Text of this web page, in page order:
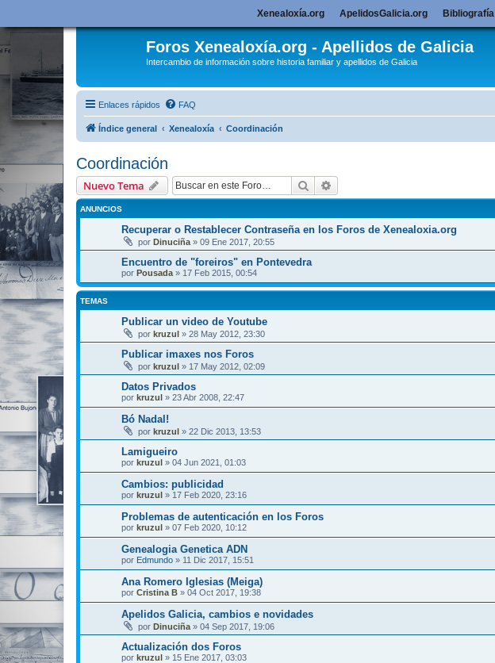
Foros Xenealoxía.org - Apellidos de Galicia
Intercambio de información sobre historia familiar y apellidos de Galicia
Enlaces rápidos FAQ
Índice general Xenealoxía Coordinación
Coordinación
Nuevo Tema Buscar
ANUNCIOS
Recuperar o Restablecer Contraseña en los Foros de Xenealoxia.org
por Dinuciña » 09 Ene 2017, 20:55
Encuentro de "foreiros" en Pontevedra
por Pousada » 17 Feb 2015, 00:54
TEMAS
Publicar un video de Youtube
por kruzul » 28 May 2012, 23:30
Publicar imaxes nos Foros
por kruzul » 17 May 2012, 02:09
Datos Privados
por kruzul » 23 Abr 2008, 22:47
Bó Nadal!
por kruzul » 22 Dic 2013, 13:53
Lamigueiro
por kruzul » 04 Jun 2021, 01:03
Cambios: publicidad
por kruzul » 17 Feb 2020, 23:16
Problemas de autenticación en los Foros
por kruzul » 07 Feb 2020, 10:12
Genealogia Genetica ADN
por Edmundo » 11 Dic 2017, 15:51
Ana Romero Iglesias (Meiga)
por Cristina B » 04 Oct 2017, 19:38
Apelidos Galicia, cambios e novidades
por Dinuciña » 04 Sep 2017, 19:06
Actualización dos Foros
por kruzul » 15 Ene 2017, 03:03
Xenealoxía.org ApelidosGalicia.org Bibliografía